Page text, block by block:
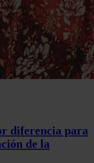
diferencia para
de la